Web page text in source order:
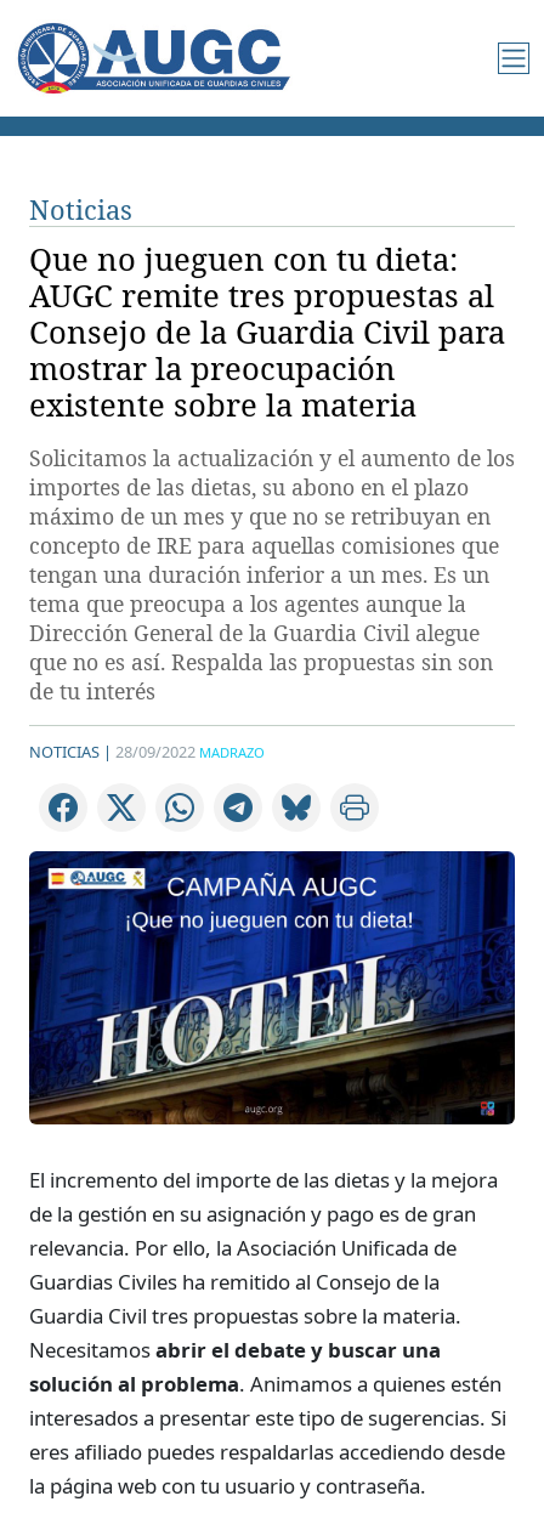
Noticias
Que no jueguen con tu dieta:
AUGC remite tres propuestas al
Consejo de la Guardia Civil para
mostrar la preocupación
existente sobre la materia
Solicitamos la actualización y el aumento de los
importes de las dietas, su abono en el plazo
máximo de un mes y que no se retribuyan en
concepto de IRE para aquellas comisiones que
tengan una duración inferior a un mes. Es un
tema que preocupa a los agentes aunque la
Dirección General de la Guardia Civil alegue
que no es así. Respalda las propuestas sin son
de tu interés
NOTICIAS | 28/09/2022 MADRAZO
El incremento del importe de las dietas y la mejora
de la gestión en su asignación y pago es de gran
relevancia. Por ello, la Asociación Unificada de
Guardias Civiles ha remitido al Consejo de la
Guardia Civil tres propuestas sobre la materia.
Necesitamosabrir el debate y buscar una
solución al problema. Animamos a quienes estén
interesados a presentar este tipo de sugerencias. Si
eres afiliado puedes respaldarlas accediendo desde
la página web con tu usuario y contraseña.